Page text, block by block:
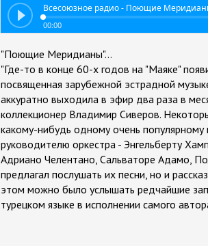
Всесоюзное радио - Поющие
00:00
"Поющие Меридианы"...
"Где-то в конце 60-х годов на "Маяке"
посвященная зарубежной эстрадной
аккуратно выходила в эфир два раза в
коллекционер Владимир Сиверов.
какому-нибудь одному очень
руководителю оркестра - Энгельберту
Адриано Челентано, Сальваторе Адамо,
предлагал послушать их песни, но и
этом можно было услышать редчайшие
турецком языке в исполнении самого